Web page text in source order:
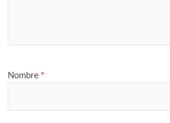
Nombre *